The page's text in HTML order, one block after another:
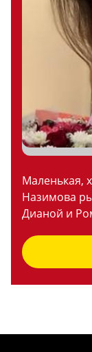
Маленькая,
Назимова
Дианой и